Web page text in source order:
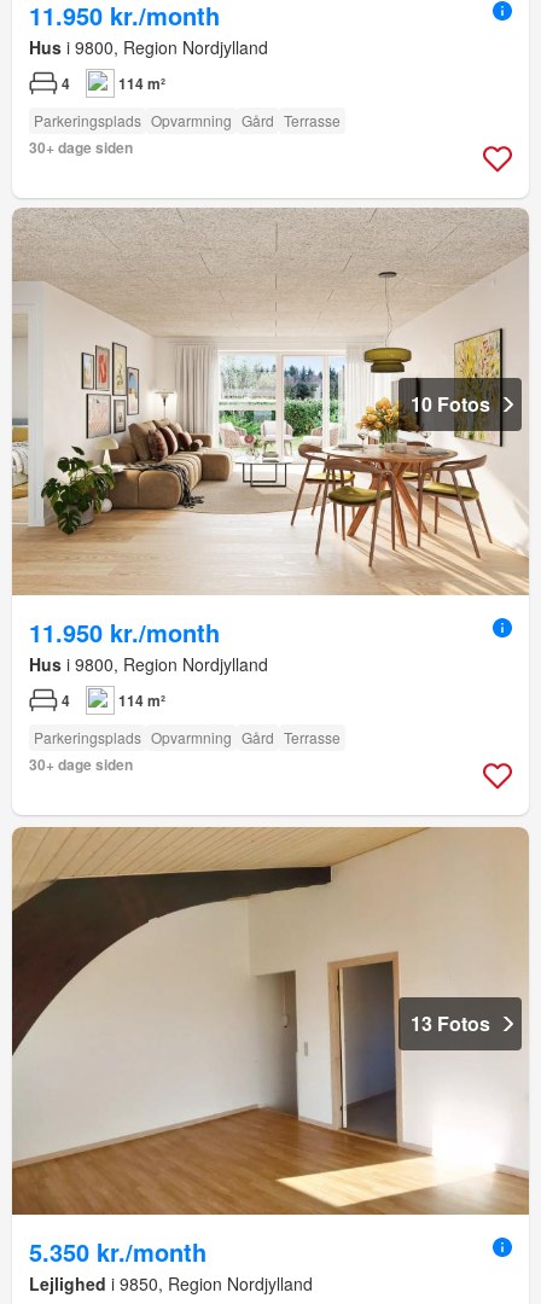
11.950 kr./month
Hus i 9800, Region Nordjylland
4 114 m²
Parkeringsplads Opvarmning Gård Terrasse
30+ dage siden
10 Fotos
11.950 kr./month
Hus i 9800, Region Nordjylland
4 114 m²
Parkeringsplads Opvarmning Gård Terrasse
30+ dage siden
13 Fotos
5.350 kr./month
Lejlighed i 9850, Region Nordjylland